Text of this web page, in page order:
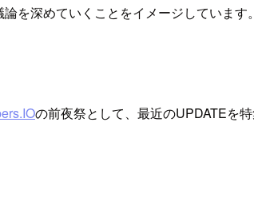
を深めていくことをイメージしています。
の前夜祭として、最近のUPDATEを特